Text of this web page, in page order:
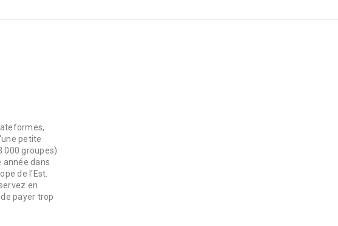
petite
000 groupes)
année dans
de l'Est.
en
payer trop